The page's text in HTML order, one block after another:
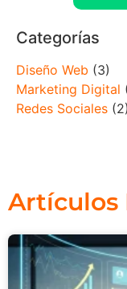
Categorías
Diseño Web (3)
Marketing Digital
Redes Sociales (2)
Artículos